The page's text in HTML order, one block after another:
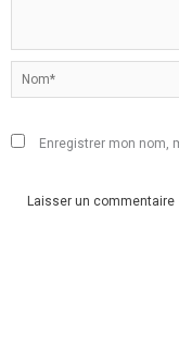
Nom*
Enregistrer mon nom,